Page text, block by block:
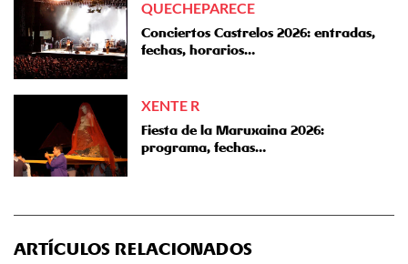
QUECHEPARECE
Conciertos Castrelos 2026: entradas,
fechas, horarios…
XENTE R
Fiesta de la Maruxaina 2026:
programa, fechas…
ARTÍCULOS RELACIONADOS